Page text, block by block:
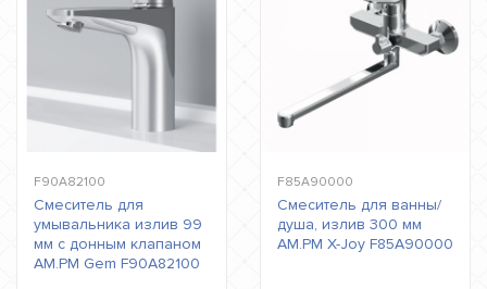
F90A82100
Смеситель для
умывальника излив 99
мм с донным клапаном
AM.PM Gem F90A82100
F85A90000
Смеситель для ванны/
душа, излив 300 мм
AM.PM X-Joy F85A90000